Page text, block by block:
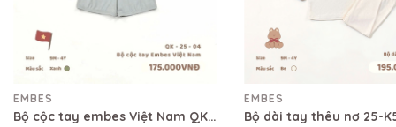
EMBES
Bộ cộc tay embes Việt Nam QK-25-04
EMBES
Bộ dài tay thêu nơ 25-